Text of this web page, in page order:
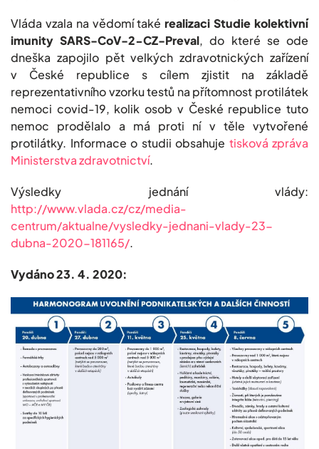
Vláda vzala na vědomí takérealizaci Studie kolektivní
imunity SARS-CoV-2-CZ-Preval, do které se ode
dneška zapojilo pět velkých zdravotnických zařízení
v České republice s cílem zjistit na základě
reprezentativního vzorku testů na přítomnost protilátek
nemoci covid-19, kolik osob v České republice tuto
nemoc prodělalo a má proti ní v těle vytvořené
protilátky. Informace o studii obsahuje tisková zpráva
Ministerstva zdravotnictví.
Výsledky jednání vlády:
http://www.vlada.cz/cz/media-
centrum/aktualne/vysledky-jednani-vlady-23-
dubna-2020-181165/.
Vydáno 23. 4. 2020: